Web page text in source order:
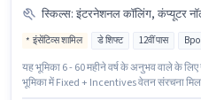
स्किल्स: इंटरनेशनल कॉलिंग, कंप्यूटर नॉलेज, डोमेस्टिक
इंसेंटिव्स शामिल डे शिफ्ट 12वीं पास Bpo
यह भूमिका 6 - 60 महीने वर्ष के अनुभव वाले के
भूमिका में Fixed + Incentives वेतन संरचना